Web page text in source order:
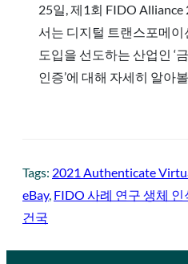
25일, 제1회 FIDO
서는 디지털 트랜스포메이
도입을 선도하는 산업인 ‘
인증’에 대해 자세히 알아
Tags: 2021 Authenticate
eBay, FIDO 사례 연구 생체 인
건국